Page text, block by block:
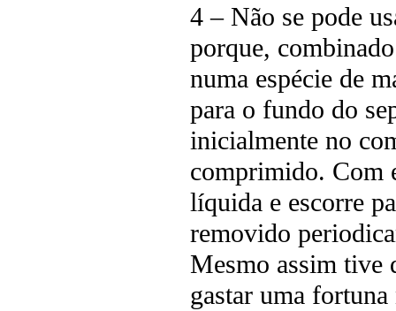
4 – Não se pode
porque,
numa espécie de
para o fundo do
inicialmente no
comprimido. Com
líquida e escorre
removido
Mesmo assim tive
gastar uma